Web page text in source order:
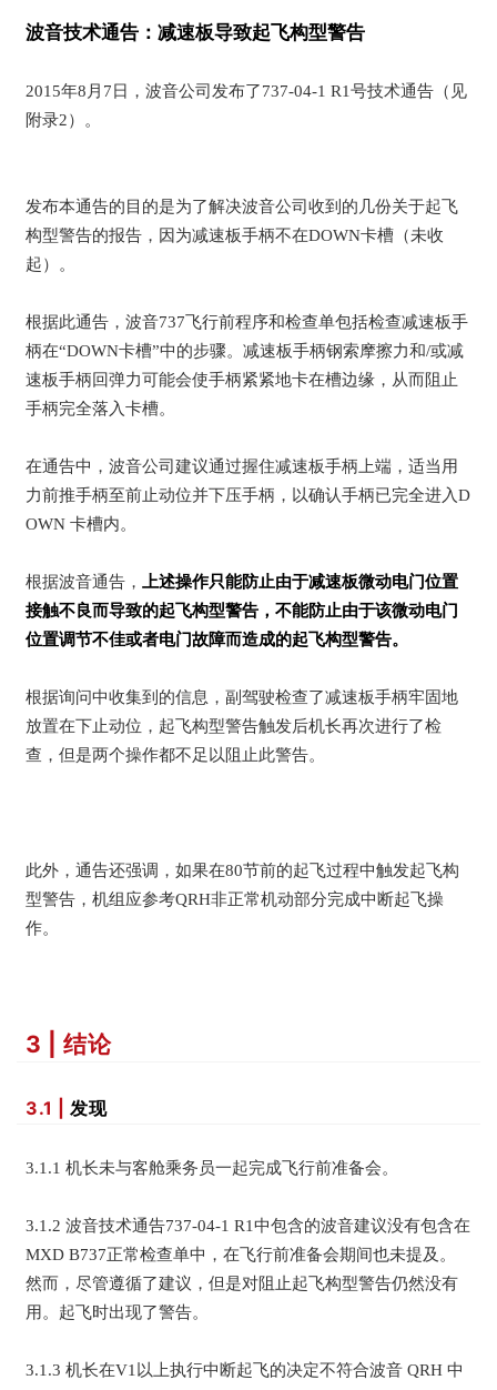
波音技术通告：减速板导致起飞构型警告
2015年8月7日，波音公司发布了737-04-1 R1号技术通告（见
附录2）。
发布本通告的目的是为了解决波音公司收到的几份关于起飞
构型警告的报告，因为减速板手柄不在DOWN卡槽（未收
起）。
根据此通告，波音737飞行前程序和检查单包括检查减速板手
柄在“DOWN卡槽”中的步骤。减速板手柄钢索摩擦力和/或减
速板手柄回弹力可能会使手柄紧紧地卡在槽边缘，从而阻止
手柄完全落入卡槽。
在通告中，波音公司建议通过握住减速板手柄上端，适当用
力前推手柄至前止动位并下压手柄，以确认手柄已完全进入D
OWN 卡槽内。
根据波音通告，
上述操作只能防止由于减速板微动电门位置
接触不良而导致的起飞构型警告，不能防止由于该微动电门
位置调节不佳或者电门故障而造成的起飞构型警告。
根据询问中收集到的信息，副驾驶检查了减速板手柄牢固地
放置在下止动位，起飞构型警告触发后机长再次进行了检
查，但是两个操作都不足以阻止此警告。
此外，通告还强调，如果在80节前的起飞过程中触发起飞构
型警告，机组应参考QRH非正常机动部分完成中断起飞操
作。
3 | 结论
3.1 | 发现
3.1.1 机长未与客舱乘务员一起完成飞行前准备会。
3.1.2 波音技术通告737-04-1 R1中包含的波音建议没有包含在
MXD B737正常检查单中，在飞行前准备会期间也未提及。
然而，尽管遵循了建议，但是对阻止起飞构型警告仍然没有
用。起飞时出现了警告。
3.1.3 机长在V1以上执行中断起飞的决定不符合波音 QRH 中